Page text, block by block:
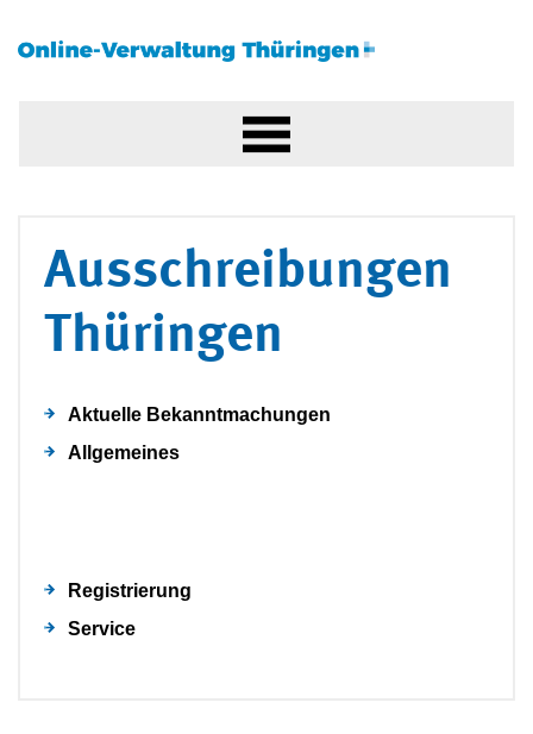
Ausschreibungen
Thüringen
Aktuelle Bekanntmachungen
Allgemeines
Registrierung
Service